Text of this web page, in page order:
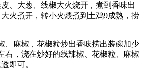
、大葱、线椒大火烧开，煮到香味出
火煮开，转小火煨煮到土鸡9成熟，捞
、麻椒，花椒粒炒出香味捞出装碗加少
右，浇在炒好的线辣椒、花椒粒、麻椒
即可。